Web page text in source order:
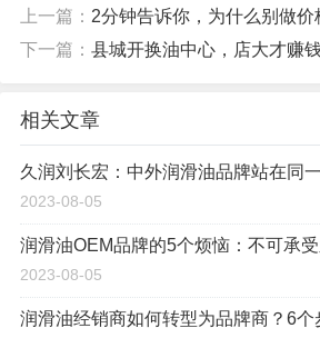
上一篇： 2分钟告诉你，为什么别做价
下一篇： 县城开换油中心，店大才赚
相关文章
久润刘长宏：中外润滑油品牌站在同
2023-08-05
润滑油OEM品牌的5个烦恼：不可承
2023-08-05
润滑油经销商如何转型为品牌商？6个